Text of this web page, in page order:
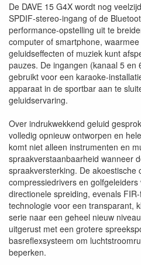
De DAVE 15 G4X wordt nog
SPDIF-stereo-ingang of de
performance-opstelling uit te
computer of smartphone,
geluidseffecten of muziek kunt
pauzes. De ingangen (kanaal 5 en
gebruikt voor een karaoke-
apparaat in de sportbar aan te
geluidservaring.
Over indrukwekkend geluid
volledig opnieuw ontworpen en
komt niet alleen instrumenten en
spraakverstaanbaarheid wanneer
spraakversterking. De akoestische
compressiedrivers en
directionele spreiding, evenals
technologie voor een transparant,
serie naar een geheel nieuw
uitgerust met een grotere
basreflexsysteem om
beperken.